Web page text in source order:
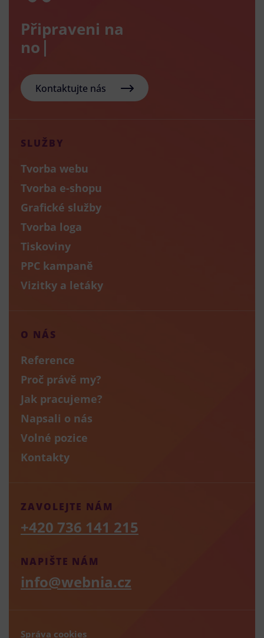
Připraveni na
nový e-s
Kontaktujte nás
SLUŽBY
Tvorba webu
Tvorba e-shopu
Grafické služby
Tvorba loga
Tiskoviny
PPC kampaně
Vizitky a letáky
O NÁS
Reference
Proč právě my?
Jak pracujeme?
Napsali o nás
Volné pozice
Kontakty
NAPIŠTE NÁM
info@webnia.cz
ZAVOLEJTE NÁM
+420 736 141 215
Správa cookies